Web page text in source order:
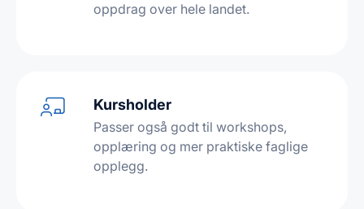
oppdrag over hele landet.
Kursholder
Passer også godt til workshops,
opplæring og mer praktiske faglige
opplegg.